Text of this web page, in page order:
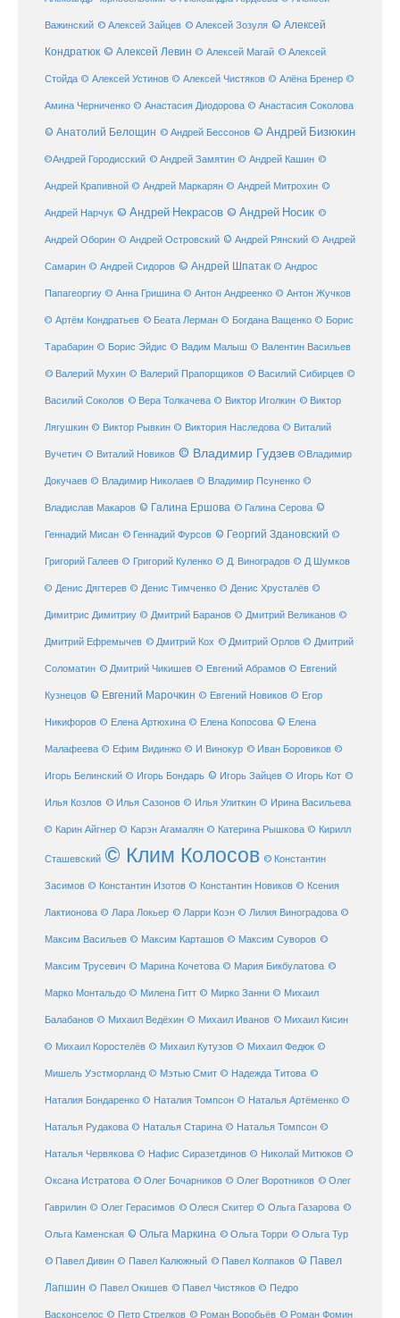
Важинский © Алексей Зайцев © Алексей Зозуля © Алексей
Кондратюк © Алексей Левин © Алексей Магай © Алексей
Стойда © Алексей Устинов © Алексей Чистяков © Алёна Бренер ©
Амина Черниченко © Анастасия Диодорова © Анастасия Соколова
© Анатолий Белощин © Андрей Бессонов © Андрей Бизюкин
©Андрей Городисский © Андрей Замятин © Андрей Кашин ©
Андрей Крапивной © Андрей Маркарян © Андрей Митрохин ©
Андрей Нарчук © Андрей Некрасов © Андрей Носик ©
Андрей Оборин © Андрей Островский © Андрей Рянский © Андрей
Самарин © Андрей Сидоров © Андрей Шпатак © Андрос
Папагеоргиу © Анна Гришина © Антон Андреенко © Антон Жучков
© Артём Кондратьев © Беата Лерман © Богдана Ващенко © Борис
Тарабарин © Борис Эйдис © Вадим Малыш © Валентин Васильев
© Валерий Мухин © Валерий Прапорщиков © Василий Сибирцев ©
Василий Соколов © Вера Толкачева © Виктор Иголкин © Виктор
Лягушкин © Виктор Рывкин © Виктория Наследова © Виталий
Вучетич © Виталий Новиков © Владимир Гудзев ©Владимир
Докучаев © Владимир Николаев © Владимир Псуненко ©
Владислав Макаров © Галина Ершова © Галина Серова ©
Геннадий Мисан © Геннадий Фурсов © Георгий Здановский ©
Григорий Галеев © Григорий Куленко © Д. Виноградов © Д Шумков
© Денис Дягтерев © Денис Тимченко © Денис Хрусталёв ©
Димитрис Димитриу © Дмитрий Баранов © Дмитрий Великанов ©
Дмитрий Ефремычев © Дмитрий Кох © Дмитрий Орлов © Дмитрий
Соломатин © Дмитрий Чикишев © Евгений Абрамов © Евгений
Кузнецов © Евгений Марочкин © Евгений Новиков © Егор
Никифоров © Елена Артюхина © Елена Копосова © Елена
Малафеева © Ефим Видинжо © И Винокур © Иван Боровиков ©
Игорь Белинский © Игорь Бондарь © Игорь Зайцев © Игорь Кот ©
Илья Козлов © Илья Сазонов © Илья Улиткин © Ирина Васильева
© Карин Айгнер © Карэн Агамалян © Катерина Рышкова © Кирилл
Сташевский © Клим Колосов © Константин
Засимов © Константин Изотов © Константин Новиков © Ксения
Лактионова © Лара Локьер © Ларри Коэн © Лилия Виноградова ©
Максим Васильев © Максим Карташов © Максим Суворов ©
Максим Трусевич © Марина Кочетова © Мария Бикбулатова ©
Марко Монтальдо © Милена Гитт © Мирко Занни © Михаил
Балабанов © Михаил Ведёхин © Михаил Иванов © Михаил Кисин
© Михаил Коростелёв © Михаил Кутузов © Михаил Федюк ©
Мишель Уэстморланд © Мэтью Смит © Надежда Титова ©
Наталия Бондаренко © Наталия Томпсон © Наталья Артёменко ©
Наталья Рудакова © Наталья Старина © Наталья Томпсон ©
Наталья Червякова © Нафис Сиразетдинов © Николай Митюков ©
Оксана Истратова © Олег Бочарников © Олег Воротников © Олег
Гаврилин © Олег Герасимов © Олеся Скитер © Ольга Газарова ©
Ольга Каменская © Ольга Маркина © Ольга Торри © Ольга Тур
© Павел Дивин © Павел Калюжный © Павел Колпаков © Павел
Лапшин © Павел Окишев © Павел Чистяков © Педро
Васконселос © Петр Стрелков © Роман Воробьёв © Роман Фомин